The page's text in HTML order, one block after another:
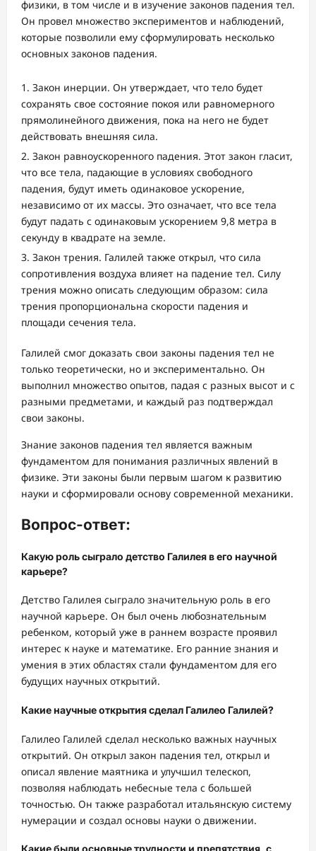
физики, в том числе и в изучение законов падения тел.
Он провел множество экспериментов и наблюдений,
которые позволили ему сформулировать несколько
основных законов падения.
Закон инерции. Он утверждает, что тело будет
сохранять свое состояние покоя или равномерного
прямолинейного движения, пока на него не будет
действовать внешняя сила.
Закон равноускоренного падения. Этот закон гласит,
что все тела, падающие в условиях свободного
падения, будут иметь одинаковое ускорение,
независимо от их массы. Это означает, что все тела
будут падать с одинаковым ускорением 9,8 метра в
секунду в квадрате на земле.
Закон трения. Галилей также открыл, что сила
сопротивления воздуха влияет на падение тел. Силу
трения можно описать следующим образом: сила
трения пропорциональна скорости падения и
площади сечения тела.
Галилей смог доказать свои законы падения тел не
только теоретически, но и экспериментально. Он
выполнил множество опытов, падая с разных высот и с
разными предметами, и каждый раз подтверждал
свои законы.
Знание законов падения тел является важным
фундаментом для понимания различных явлений в
физике. Эти законы были первым шагом к развитию
науки и сформировали основу современной механики.
Вопрос-ответ:
Какую роль сыграло детство Галилея в его научной
карьере?
Детство Галилея сыграло значительную роль в его
научной карьере. Он был очень любознательным
ребенком, который уже в раннем возрасте проявил
интерес к науке и математике. Его ранние знания и
умения в этих областях стали фундаментом для его
будущих научных открытий.
Какие научные открытия сделал Галилео Галилей?
Галилео Галилей сделал несколько важных научных
открытий. Он открыл закон падения тел, открыл и
описал явление маятника и улучшил телескоп,
позволяя наблюдать небесные тела с большей
точностью. Он также разработал итальянскую систему
нумерации и создал основы науки о движении.